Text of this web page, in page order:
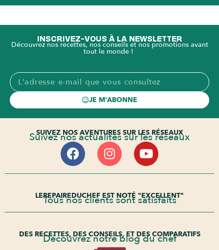
INSCRIVEZ-VOUS À LA NEWSLETTER
Découvrez nos recettes, nos conseils et nos promotions avant
tout le monde !
JE M'ABONNE
SUIVEZ NOS AVENTURES SUR LES RÉSEAUX
Suivez nos actualités sur les réseaux
LEREPAIREDUCHEF EST NOTÉ "EXCELLENT"
Tous nos clients sont satisfaits
DES RECETTES, DES CONSEILS, ET DES COMPARATIFS
Découvrez notre blog du chef